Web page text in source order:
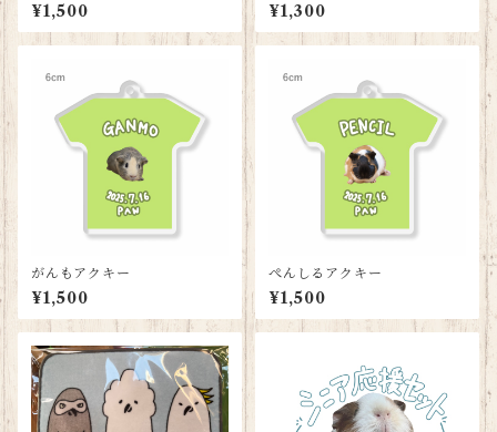
¥1,500 ¥1,300
がんもアクキー
¥1,500
ぺんしるアクキー
¥1,500